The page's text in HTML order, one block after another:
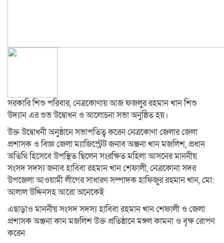
সরকারি শিশু পরিবার, নেত্রকোণায় আজ ফজলুর রহমান খান শিশু
উদ্যান এর শুভ উদ্বোধন ও আলোচনা সভা অনুষ্ঠিত হয়।
উক্ত উদ্বোধনী অনুষ্ঠানে সভাপতিত্ব করেন নেত্রকোণা জেলার জেলা
প্রশাসক ও বিজ্ঞ জেলা ম্যাজিস্ট্রেট জনাব অঞ্জনা খান মজলিশ, প্রধান
অতিথি হিসেবে উপস্থিত ছিলেন সংরক্ষিত মহিলা আসনের মাননীয়
সংসদ সদস্য জনাব হাবিবা রহমান খান শেফালী, নেত্রকোনা সদর
উপজেলা আওয়ামী লীগের সাধারণ সম্পাদক হাফিজুর রহমান খান, মো:
আলাল উদ্দিনসহ আরো অনেকেই
এছাড়াও মাননীয় সংসদ সদস্য হাবিবা রহমান খান শেফালী ও জেলা
প্রশাসক অঞ্জনা কান মজলিশ উক্ত প্রতিষ্ঠানে মঙ্গল কামনা ও বৃক্ষ রোপণ
করেন